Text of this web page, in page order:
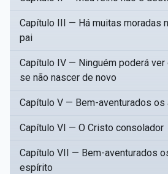
Capítulo III — Há muitas moradas
pai
Capítulo IV — Ninguém poderá ver
se não nascer de novo
Capítulo V — Bem-aventurados os
Capítulo VI — O Cristo consolador
Capítulo VII — Bem-aventurados
espírito